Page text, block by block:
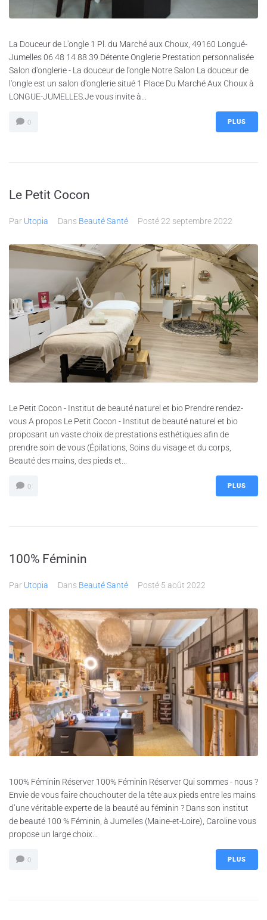
La Douceur de L'ongle 1 Pl. du Marché aux Choux, 49160 Longué-
Jumelles 06 48 14 88 39 Détente Onglerie Prestation personnalisée
Salon d'onglerie - La douceur de l'ongle Notre Salon La douceur de
l'ongle est un salon d'onglerie situé 1 Place Du Marché Aux Choux à
LONGUE-JUMELLES.Je vous invite à...
0 PLUS
Le Petit Cocon
Par Utopia Dans Beauté Santé Posté 22 septembre 2022
Le Petit Cocon - Institut de beauté naturel et bio Prendre rendez-
vous A propos Le Petit Cocon - Institut de beauté naturel et bio
proposant un vaste choix de prestations esthétiques afin de
prendre soin de vous (Épilations, Soins du visage et du corps,
Beauté des mains, des pieds et...
0 PLUS
100% Féminin
Par Utopia Dans Beauté Santé Posté 5 août 2022
100% Féminin Réserver 100% Féminin Réserver Qui sommes - nous ?
Envie de vous faire chouchouter de la tête aux pieds entre les mains
d’une véritable experte de la beauté au féminin ? Dans son institut
de beauté 100 % Féminin, à Jumelles (Maine-et-Loire), Caroline vous
propose un large choix...
0 PLUS